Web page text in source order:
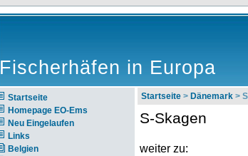
Fischerhäfen in Europa
Startseite
Homepage EO-Ems
Neu Eingelaufen
Links
Belgien
Startseite > Dänemark >
S-Skagen
weiter zu: